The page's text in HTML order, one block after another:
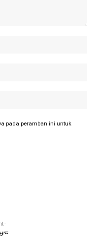
pada peramban ini untuk
-